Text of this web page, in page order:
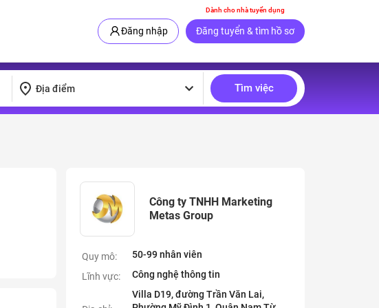
Dành cho nhà tuyển dụng
Đăng nhập Đăng tuyển & tìm hồ sơ
Địa điểm Tìm việc
Công ty TNHH Marketing
Metas Group
Quy mô:
50-99 nhân viên
Lĩnh vực:
Công nghệ thông tin
Villa D19, đường Trần Văn Lai,